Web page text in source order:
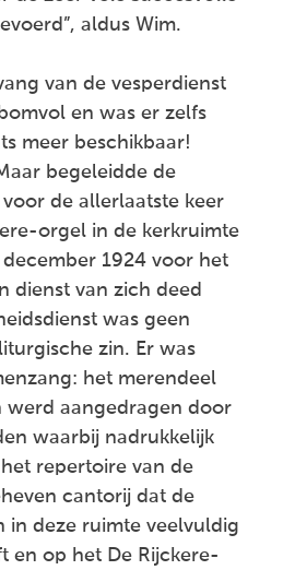
aldus Wim.
van de vesperdienst
en was er zelfs
meer beschikbaar!
begeleidde de
de allerlaatste keer
orgel in de kerkruimte
1924 voor het
dienst van zich deed
was geen
zin. Er was
het merendeel
werd aangedragen door
waarbij nadrukkelijk
repertoire van de
cantorij dat de
in deze ruimte veelvuldig
en op het De Rijckere-